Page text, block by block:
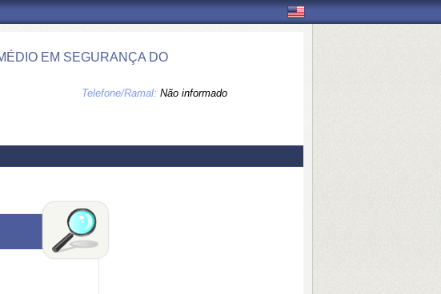
EM SEGURANÇA DO
Telefone/Ramal: Não informado